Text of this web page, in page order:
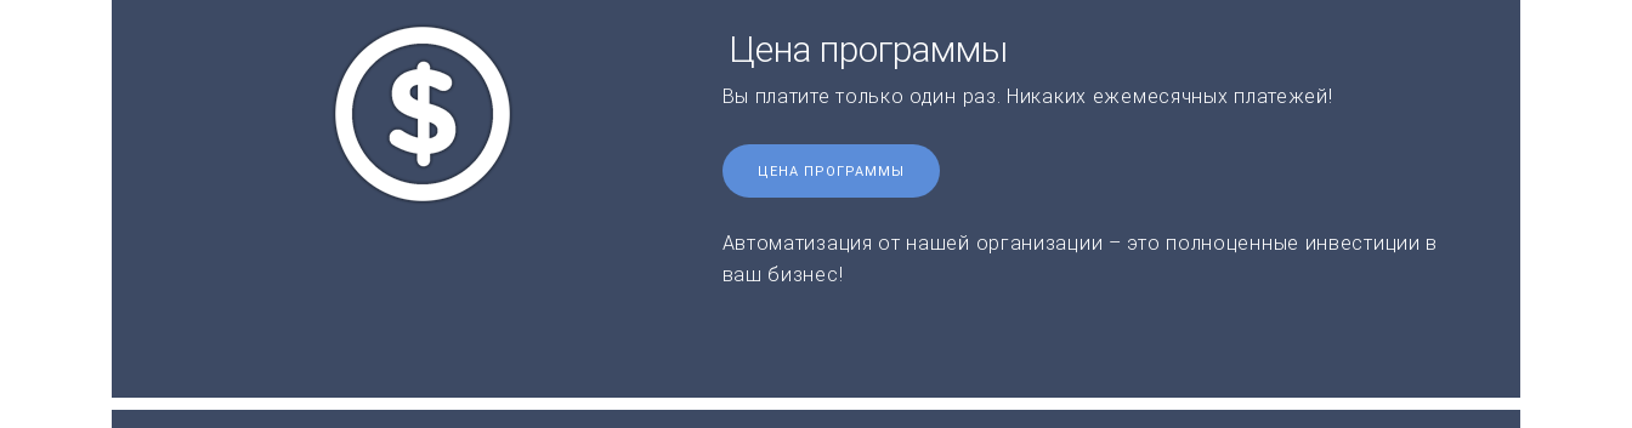
Цена программы
Вы платите только один раз. Никаких ежемесячных платежей!
ЦЕНА ПРОГРАММЫ
Автоматизация от нашей организации – это полноценные инвестиции в
ваш бизнес!